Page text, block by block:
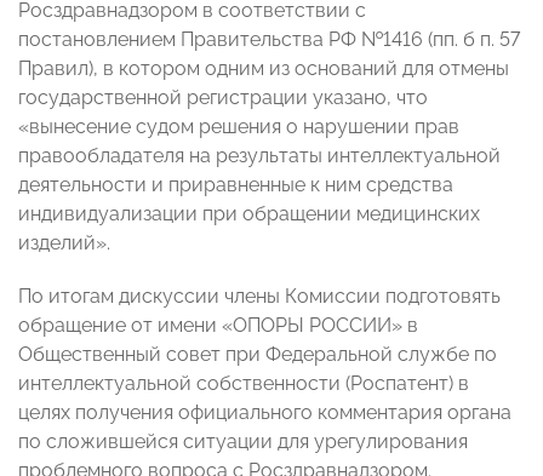
Росздравнадзором в соответствии с
постановлением Правительства РФ №1416 (пп. б п. 57
Правил), в котором одним из оснований для отмены
государственной регистрации указано, что
«вынесение судом решения о нарушении прав
правообладателя на результаты интеллектуальной
деятельности и приравненные к ним средства
индивидуализации при обращении медицинских
изделий».
По итогам дискуссии члены Комиссии подготовять
обращение от имени «ОПОРЫ РОССИИ» в
Общественный совет при Федеральной службе по
интеллектуальной собственности (Роспатент) в
целях получения официального комментария органа
по сложившейся ситуации для урегулирования
проблемного вопроса с Росздравнадзором.